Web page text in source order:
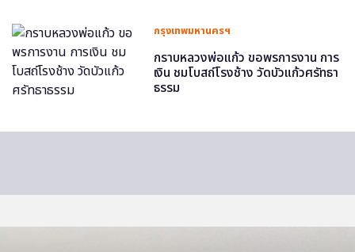
กรุงเทพมหานครฯ
กราบหลวงพ่อแก้ว ขอพรการงาน การ
เงิน ชมโบสถ์โรงช้าง วัดบัวแก้วศรัทธา
ธรรม